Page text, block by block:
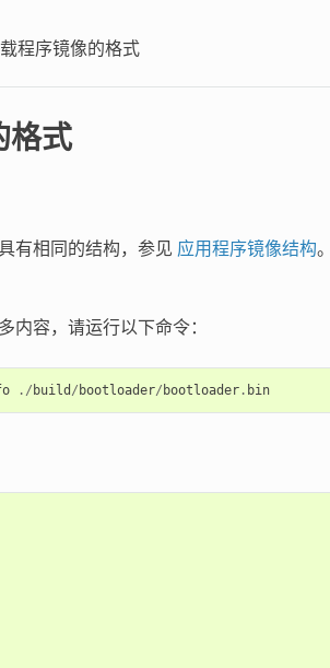
程序镜像的格式
格式
有相同的结构，参见 应用程序镜像结构
内容，请运行以下命令：
./ build / bootloader/ bootloader. bin